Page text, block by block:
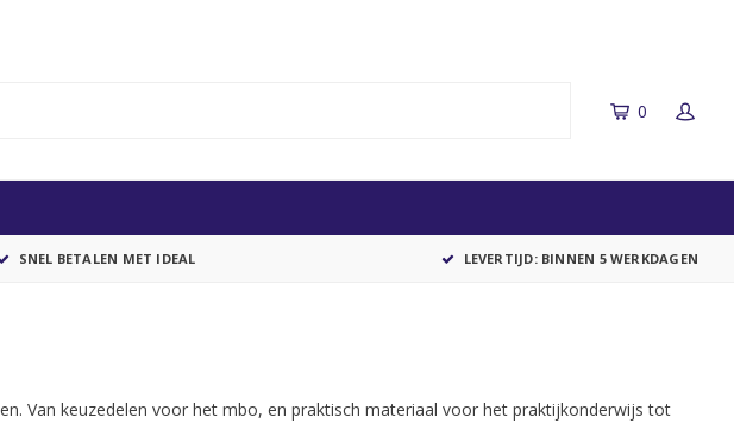
0
SNEL BETALEN MET IDEAL LEVERTIJD: BINNEN 5 WERKDAGEN
Van keuzedelen voor het mbo, en praktisch materiaal voor het praktijkonderwijs tot